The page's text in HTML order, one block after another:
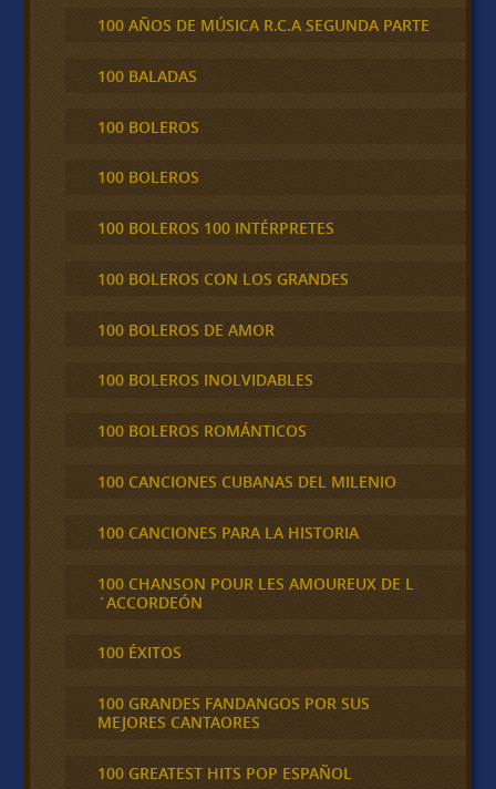
100 AÑOS DE MÚSICA R.C.A SEGUNDA PARTE
100 BALADAS
100 BOLEROS
100 BOLEROS
100 BOLEROS 100 INTÉRPRETES
100 BOLEROS CON LOS GRANDES
100 BOLEROS DE AMOR
100 BOLEROS INOLVIDABLES
100 BOLEROS ROMÁNTICOS
100 CANCIONES CUBANAS DEL MILENIO
100 CANCIONES PARA LA HISTORIA
100 CHANSON POUR LES AMOUREUX DE L
´ACCORDEÓN
100 ÉXITOS
100 GRANDES FANDANGOS POR SUS
MEJORES CANTAORES
100 GREATEST HITS POP ESPAÑOL